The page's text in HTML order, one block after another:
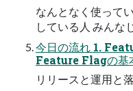
なんとなく使って
している人 みんな
今日の流れ 1.
Feature Flagの基
リリースと運用と